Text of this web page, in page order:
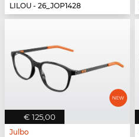
LILOU - 26_JOP1428
€ 125,00
Julbo